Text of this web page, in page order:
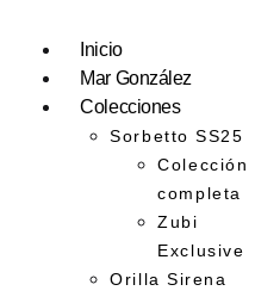
Inicio
Mar González
Colecciones
Sorbetto SS25
Colección
completa
Zubi
Exclusive
Orilla Sirena